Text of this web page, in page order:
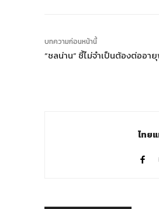
บทความก่อนหน้านี้
“ชลน่าน” ชี้ไม่จำเป็นต้องต่ออา
ไทย